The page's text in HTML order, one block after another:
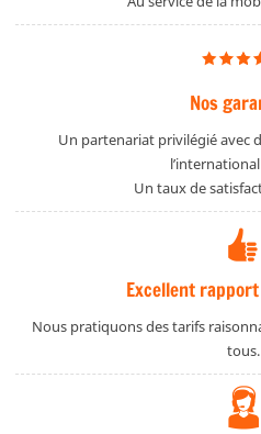
Nos
Un partenariat privilégié avec
Un taux de
Excellent
Nous pratiquons des tarifs
tous.